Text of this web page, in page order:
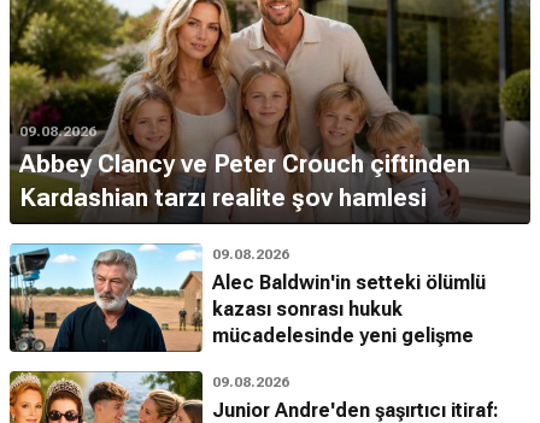
09.08.2026
Abbey Clancy ve Peter Crouch çiftinden
Kardashian tarzı realite şov hamlesi
09.08.2026
Alec Baldwin'in setteki ölümlü
kazası sonrası hukuk
mücadelesinde yeni gelişme
09.08.2026
Junior Andre'den şaşırtıcı itiraf: